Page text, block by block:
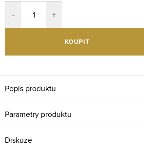
KOUPIT
Popis produktu
Parametry produktu
Diskuze